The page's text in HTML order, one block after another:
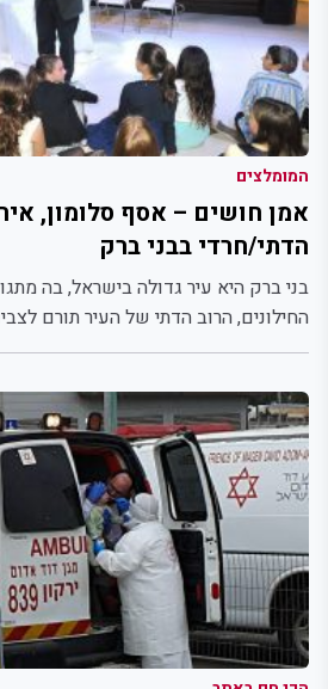
המומלצים
אמן חושים – אסף סלומון,
הדתי/חרדי בבני ברק
בני ברק היא עיר גדולה בישראל, בה
החילונים, הרוב הדתי של העיר תורם